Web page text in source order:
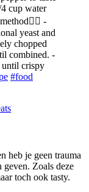
cup water
-
yeast and
chopped
combined. -
until crispy
#food
heb je geen trauma
geven. Zoals deze
toch ook tasty.